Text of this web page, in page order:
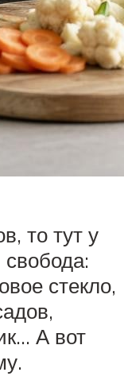
то тут у
свобода:
стекло,
А вот